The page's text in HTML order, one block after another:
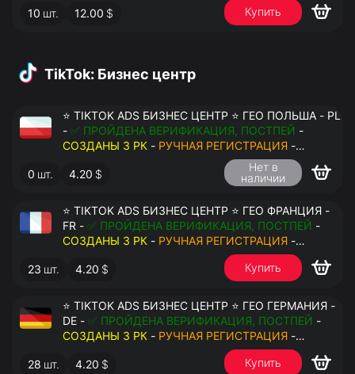
10 шт. 12.00 $ Купить
TikTok: Бизнес центр
⭐ TIKTOK ADS БИЗНЕС ЦЕНТР ⭐ ГЕО ПОЛЬША - PL
- ✅ ПРОЙДЕНА ВЕРИФИКАЦИЯ, ПОСТПЕЙ -
СОЗДАНЫ 3 РК - РУЧНАЯ РЕГИСТРАЦИЯ -
ДОСТУП К ПОЧТЕ - КУКИ - ВАТ ЗАПОЛНЕН -
ПЕРЕДАЧА В АНТИДЕТЕКТ
0 шт. 4.20 $
Нет в
наличии
⭐ TIKTOK ADS БИЗНЕС ЦЕНТР ⭐ ГЕО ФРАНЦИЯ -
FR - ✅ ПРОЙДЕНА ВЕРИФИКАЦИЯ, ПОСТПЕЙ -
СОЗДАНЫ 3 РК - РУЧНАЯ РЕГИСТРАЦИЯ -
ДОСТУП К ПОЧТЕ - КУКИ - ВАТ ЗАПОЛНЕН -
ПЕРЕДАЧА В АНТИДЕТЕКТ
23 шт. 4.20 $ Купить
⭐ TIKTOK ADS БИЗНЕС ЦЕНТР ⭐ ГЕО ГЕРМАНИЯ -
DE - ✅ ПРОЙДЕНА ВЕРИФИКАЦИЯ, ПОСТПЕЙ -
СОЗДАНЫ 3 РК - РУЧНАЯ РЕГИСТРАЦИЯ -
ДОСТУП К ПОЧТЕ - КУКИ - ВАТ ЗАПОЛНЕН -
ПЕРЕДАЧА В АНТИДЕТЕКТ
28 шт. 4.20 $ Купить